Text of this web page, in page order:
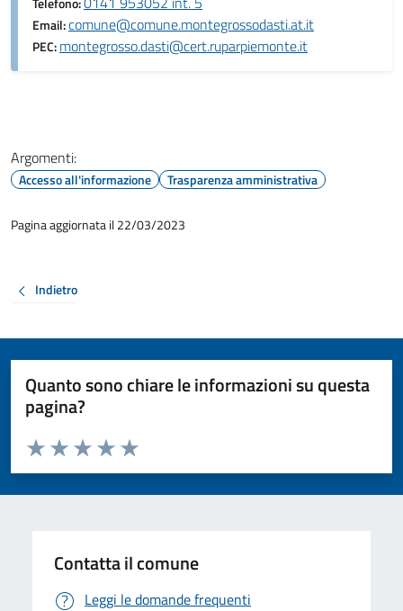
Email:comune@comune.montegrossodasti.at.it
PEC:montegrosso.dasti@cert.ruparpiemonte.it
Argomenti:
Accesso all'informazione Trasparenza amministrativa
Pagina aggiornata il 22/03/2023
Indietro
Quanto sono chiare le informazioni su questa
pagina?
Valuta da 1 a 5 stelle la pagina
Valuta 5 stelle su 5
Valuta 4 stelle su 5
Valuta 3 stelle su 5
Valuta 2 stelle su 5
Valuta 1 stelle su 5
Contatta il comune
Leggi le domande frequenti